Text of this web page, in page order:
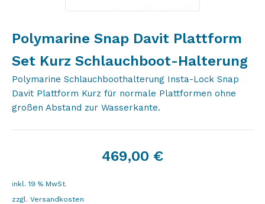
Polymarine Snap Davit Plattform
Set Kurz Schlauchboot-Halterung
Polymarine Schlauchboothalterung Insta-Lock Snap
Davit Plattform Kurz für normale Plattformen ohne
großen Abstand zur Wasserkante.
469,00 €
inkl. 19 % MwSt.
zzgl. Versandkosten